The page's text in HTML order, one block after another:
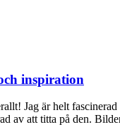
inspiration
Jag är helt
av att titta på den.